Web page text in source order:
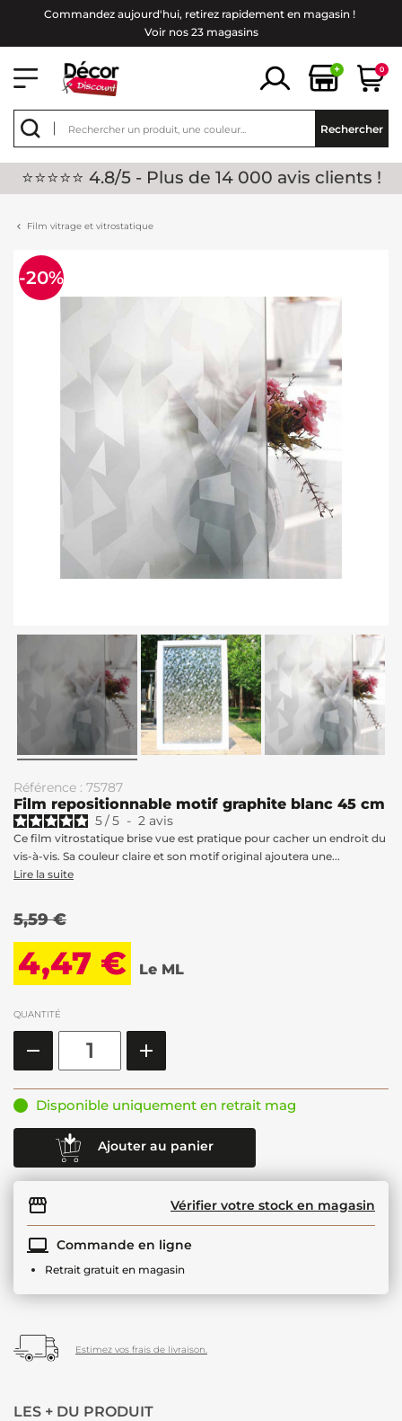
Commandez aujourd'hui, retirez rapidement en magasin !
Voir nos 23 magasins
+ 0
Rechercher
⭐⭐⭐⭐⭐ 4.8/5 - Plus de 14 000 avis clients !
Film vitrage et vitrostatique
-20%
Référence : 75787
Film repositionnable motif graphite blanc 45 cm
5/5 - 2 avis
Ce film vitrostatique brise vue est pratique pour cacher un endroit du
vis-à-vis. Sa couleur claire et son motif original ajoutera une...
Lire la suite
5,59 €
4,47 € Le ML
QUANTITÉ
Disponible uniquement en retrait mag
Ajouter au panier
Vérifier votre stock en magasin
Commande en ligne
Retrait gratuit en magasin
Estimez vos frais de livraison.
LES + DU PRODUIT